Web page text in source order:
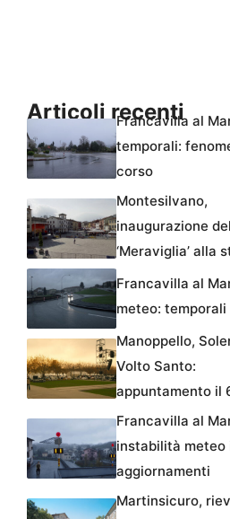
Articoli recenti
Francavilla al
temporali:
corso
Montesilvano,
inaugurazione
‘Meraviglia’ alla
Francavilla al
meteo:
Manoppello,
Volto Santo:
appuntamento il
Francavilla al
instabilità meteo
aggiornamenti
Martinsicuro,